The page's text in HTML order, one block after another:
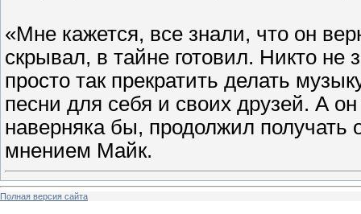
«Мне кажется, все знали, что он
скрывал, в тайне готовил. Никто не
просто так прекратить делать
песни для себя и своих друзей. А
наверняка бы, продолжил получать
мнением Майк.
Полная версия сайта